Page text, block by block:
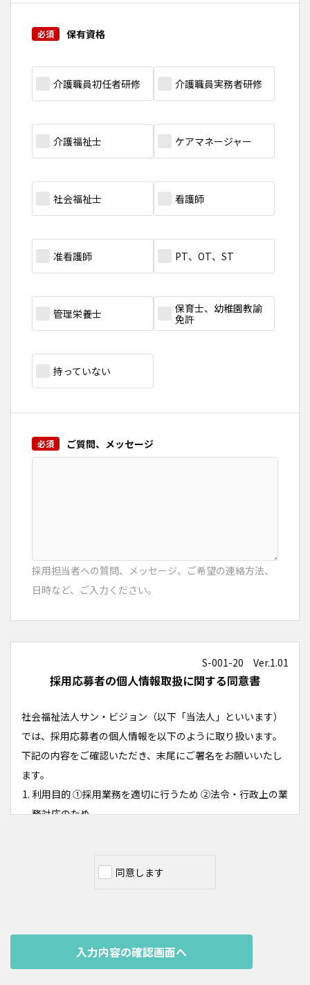
保有資格
介護職員初任者研修 介護職員実務者研修
介護福祉士 ケアマネージャー
社会福祉士 看護師
准看護師 PT、OT、ST
管理栄養士
保育士、幼稚園教諭
免許
持っていない
ご質問、メッセージ
採用担当者への質問、メッセージ、ご希望の連絡方法、
日時など、ご入力ください。
S-001-20 Ver.1.01
採用応募者の個人情報取扱に関する同意書
社会福祉法人サン・ビジョン（以下「当法人」といいます）
では、採用応募者の個人情報を以下のように取り扱います。
下記の内容をご確認いただき、末尾にご署名をお願いいたし
ます。
利用目的 ①採用業務を適切に行うため ②法令・行政上の業
務対応のため
業務委託について 当法人の業務の一部を外部に委託し、そ
同意します